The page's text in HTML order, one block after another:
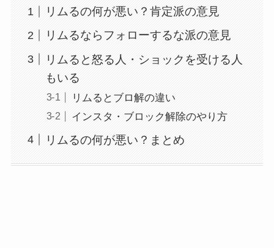
リムるの何が悪い？肯定派の意見
リムるならフォローするな派の意見
リムると怒る人・ショックを受ける人
もいる
リムるとブロ解の違い
インスタ・ブロック解除のやり方
リムるの何が悪い？まとめ